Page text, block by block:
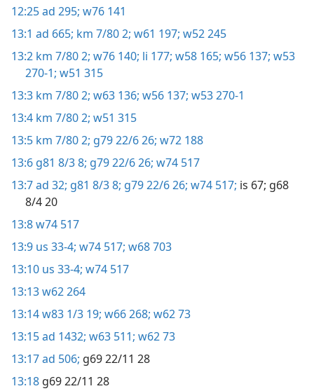
12:25ad 295; w76 141
13:1 ad 665; km 7/80 2; w61 197; w52 245
13:2 km 7/80 2; w76 140; li 177; w58 165; w56 137; w53
270-1; w51 315
13:3 km 7/80 2; w63 136; w56 137; w53 270-1
13:4 km 7/80 2; w51 315
13:5 km 7/80 2; g79 22/6 26; w72 188
13:6 g81 8/3 8; g79 22/6 26; w74 517
13:7ad 32; g81 8/3 8; g79 22/6 26; w74 517; is 67; g68
8/4 20
13:8w74 517
13:9 us 33-4; w74 517; w68 703
13:10 us 33-4; w74 517
13:13w62 264
13:14w83 1/3 19; w66 268; w62 73
13:15ad 1432; w63 511; w62 73
13:17ad 506; g69 22/11 28
13:18 g69 22/11 28